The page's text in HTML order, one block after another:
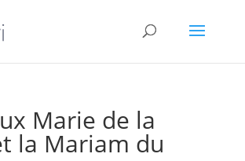
Marie de la
la Mariam du